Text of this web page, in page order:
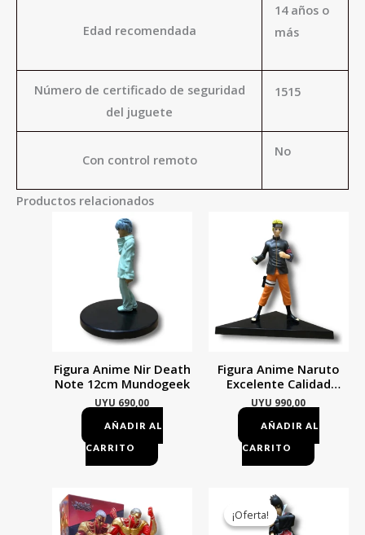
Edad recomendada
14 años o
más
Número de certificado de seguridad
del juguete
1515
Con control remoto
No
Productos relacionados
Figura Anime Nir Death
Note 12cm Mundogeek
UYU 690,00
AÑADIR AL
CARRITO
Figura Anime Naruto
Excelente Calidad
Personaje Naruto
UYU 990,00
AÑADIR AL
CARRITO
¡Oferta!
¡Oferta!
precio
original
era: